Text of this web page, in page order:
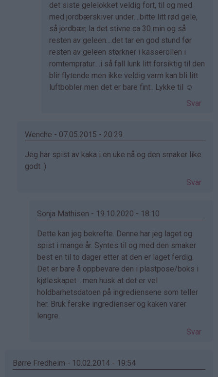
på
av
Naomi
(ikke
bekreftet)
det siste gelelokket veldig fort, til og med
med jordbærskiver under....bitte litt rød gele,
så jordbær, la det stivne ca 30 min og så
resten av geleen....det tar en god stund før
resten av geleen størkner i kasserollen i
romtempratur....i så fall lunk litt forsiktig til den
blir flytende men ikke veldig varm kan bli litt
luftbobler men det er bare fint.. Lykke til ☺️
Svar
Wenche - 07.05.2015 - 20:29
Som
svar
(ikke
Jeg har spist av kaka i en uke nå og den smaker like
godt :)
Svar
Sonja Mathisen - 19.10.2020 - 18:10
Som
svar
på
av
Wenche
(ikke
bekreftet)
Dette kan jeg bekrefte. Denne har jeg laget og
spist i mange år. Syntes til og med den smaker
best en til to dager etter at den er laget ferdig.
Det er bare å oppbevare den i plastpose/boks i
kjøleskapet. ..men husk at det er vel
holdbarhetsdatoen på ingrediensene som teller
her. Bruk ferske ingredienser og kaken varer
lengre.
Svar
Børre Fredheim - 10.02.2014 - 19:54